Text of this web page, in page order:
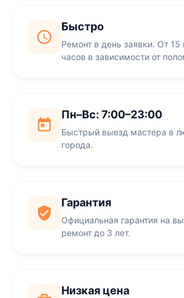
Быстро
Ремонт в день заявки. От
часов в зависимости от
Пн–Вс: 7:00–23:00
Быстрый выезд мастера в
города.
Гарантия
Официальная гарантия на
ремонт до 3 лет.
Низкая цена